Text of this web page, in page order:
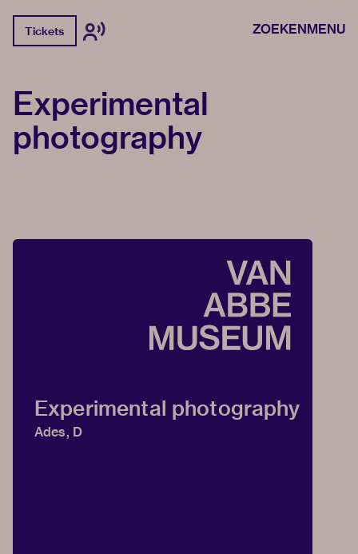
Tickets ZOEKENMENU
Experimental
photography
Experimental photography
Ades, D